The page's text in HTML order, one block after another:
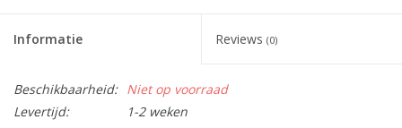
Informatie Reviews (0)
Beschikbaarheid: Niet op voorraad
Levertijd:
1-2 weken